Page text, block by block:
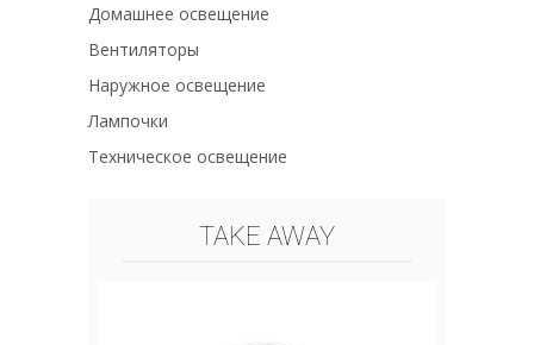
Домашнее освещение
Вентиляторы
Наружное освещение
Лампочки
Техническое освещение
TAKE AWAY